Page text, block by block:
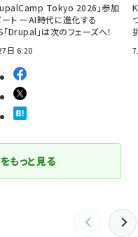
Tokyo 2026」参加
ート ーAI時代に進化する
「Drupal」は次のフェーズへ！
日 6:20
もっと見る